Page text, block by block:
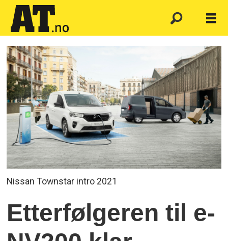
Nissan Townstar intro 2021
Etterfølgeren til e-